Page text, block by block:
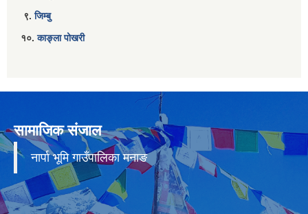
९.जिम्बु
१०.काङ्ला पोखरी
सामाजिक संजाल
नार्पा भूमि गाउँपालिका मनाङ